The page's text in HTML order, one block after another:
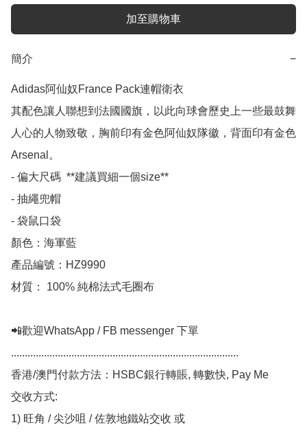
加至購物車
簡介 −
Adidas阿仙奴France Pack連帽衛衣
其配色讓人聯想到法國國旗，以此向球會歷史上一些最鼓舞
人心的人物致敬，胸前印有金色阿仙奴隊徽，背面印有金色
Arsenal。
- 偏大尺碼  **建議買細一個size**
- 抽繩兜帽
- 袋鼠口袋
顏色：海軍藍
產品編號：HZ9990
材質： 100% 純棉法式毛圈布
📲歡迎WhatsApp / FB messenger 下單
...................................................................................
香港/澳門付款方法：HSBC銀行轉賬, 轉數快, Pay Me
交收方式:
1) 旺角 / 尖沙咀 / 佐敦地鐵站交收 或